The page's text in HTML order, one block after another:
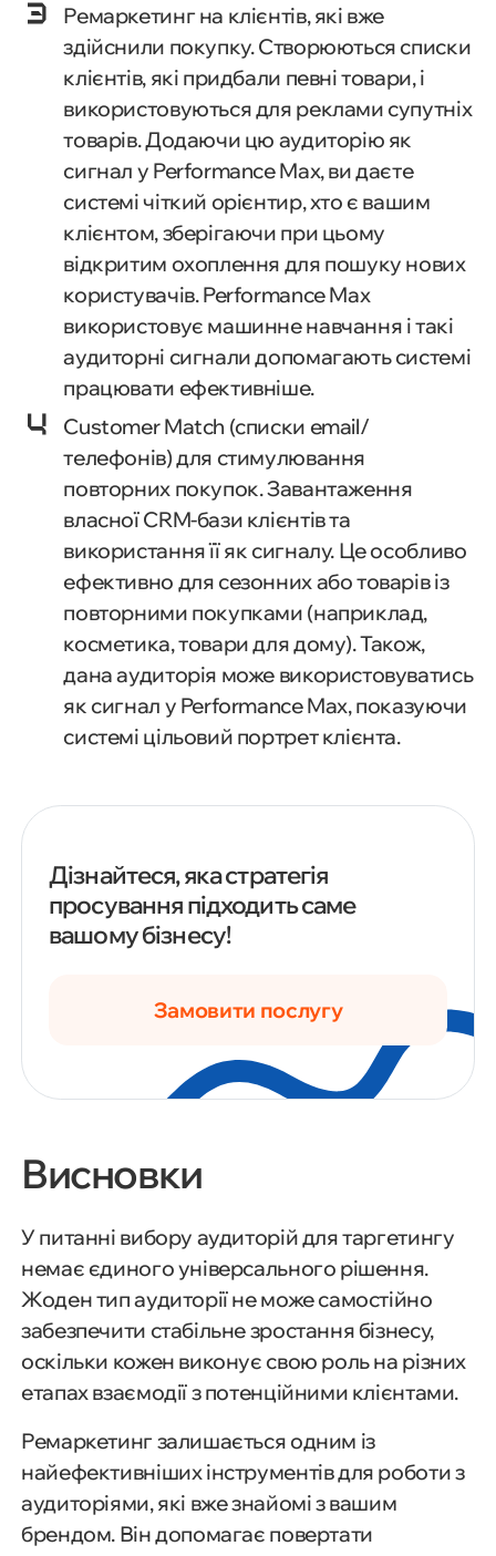
Ремаркетинг на клієнтів, які вже
здійснили покупку. Створюються списки
клієнтів, які придбали певні товари, і
використовуються для реклами супутніх
товарів. Додаючи цю аудиторію як
сигнал у Performance Max, ви даєте
системі чіткий орієнтир, хто є вашим
клієнтом, зберігаючи при цьому
відкритим охоплення для пошуку нових
користувачів. Performance Max
використовує машинне навчання і такі
аудиторні сигнали допомагають системі
працювати ефективніше.
Customer Match (списки email/
телефонів) для стимулювання
повторних покупок. Завантаження
власної CRM-бази клієнтів та
використання її як сигналу. Це особливо
ефективно для сезонних або товарів із
повторними покупками (наприклад,
косметика, товари для дому). Також,
дана аудиторія може використовуватись
як сигнал у Performance Max, показуючи
системі цільовий портрет клієнта.
Дізнайтеся, яка стратегія
просування підходить саме
вашому бізнесу!
Замовити послугу
Висновки
У питанні вибору аудиторій для таргетингу
немає єдиного універсального рішення.
Жоден тип аудиторії не може самостійно
забезпечити стабільне зростання бізнесу,
оскільки кожен виконує свою роль на різних
етапах взаємодії з потенційними клієнтами.
Ремаркетинг залишається одним із
найефективніших інструментів для роботи з
аудиторіями, які вже знайомі з вашим
брендом. Він допомагає повертати